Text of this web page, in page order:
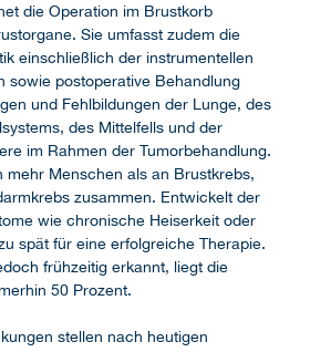
die Operation im Brustkorb
Sie umfasst zudem die
einschließlich der instrumentellen
sowie postoperative Behandlung
und Fehlbildungen der Lunge, des
des Mittelfells und der
im Rahmen der Tumorbehandlung.
mehr Menschen als an Brustkrebs,
zusammen. Entwickelt der
wie chronische Heiserkeit oder
spät für eine erfolgreiche Therapie.
frühzeitig erkannt, liegt die
50 Prozent.
stellen nach heutigen